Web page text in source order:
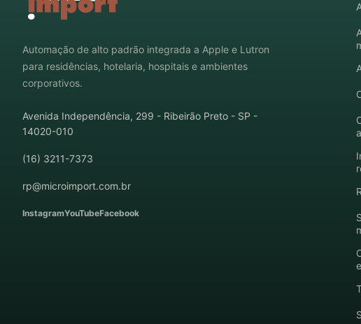
Automação de alto padrão integrada a Apple e Lutron
para residências, hotelaria, hospitais e ambientes
corporativos.
Avenida Independência, 299 - Ribeirão Preto - SP -
14020-010
(16) 3211-7373
rp@microimport.com.br
InstagramYouTubeFacebook